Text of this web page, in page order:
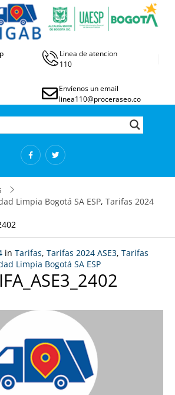
Linea de atencion
110
Envíenos un email
linea110@proceraseo.co
Limpia Bogotá SA ESP, Tarifas 2024
in Tarifas, Tarifas 2024 ASE3, Tarifas
Limpia Bogotá SA ESP